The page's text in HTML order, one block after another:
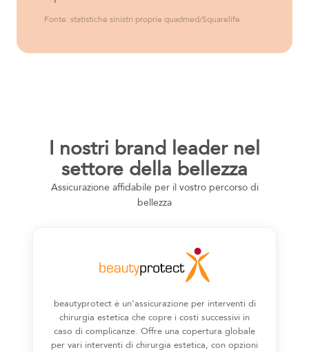
Fonte: statistiche sinistri proprie quadmed/Squarelife
I nostri brand leader nel
settore della bellezza
Assicurazione affidabile per il vostro percorso di
bellezza
beautyprotect è un'assicurazione per interventi di
chirurgia estetica che copre i costi successivi in
caso di complicanze. Offre una copertura globale
per vari interventi di chirurgia estetica, con opzioni